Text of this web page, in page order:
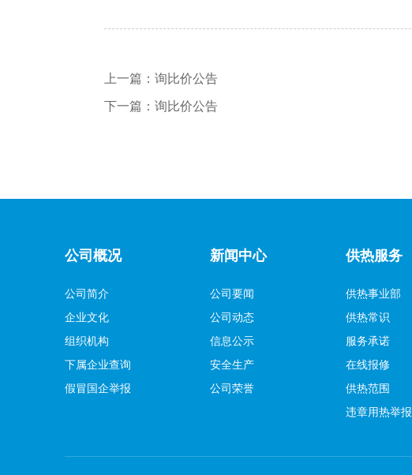
上一篇： 询比价公告
下一篇： 询比价公告
公司概况
公司简介
企业文化
组织机构
下属企业查询
假冒国企举报
新闻中心
公司要闻
公司动态
信息公示
安全生产
公司荣誉
供热服务
供热事业部
供热常识
服务承诺
在线报修
供热范围
违章用热举报